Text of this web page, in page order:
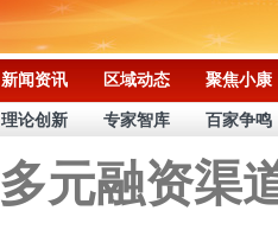
新闻资讯 区域动态 聚焦小康
理论创新 专家智库 百家争鸣
多元融资渠